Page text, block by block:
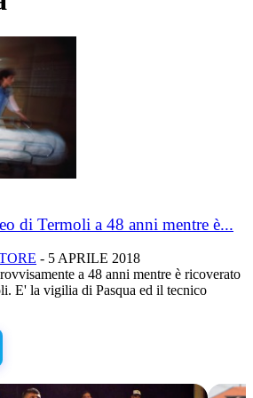
di Termoli a 48 anni mentre è...
- 5 APRILE 2018
a 48 anni mentre è ricoverato
E' la vigilia di Pasqua ed il tecnico